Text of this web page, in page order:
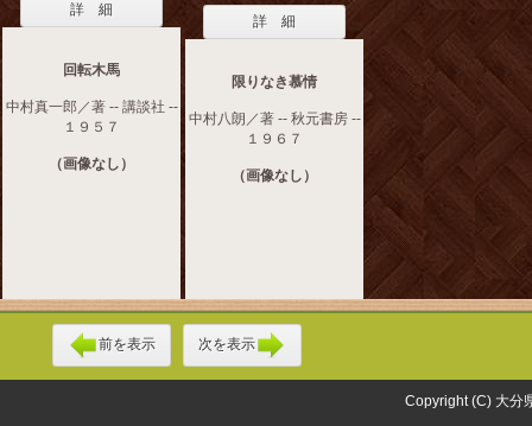
詳 細
回転木馬
中村真一郎／著 -- 講談社 --
１９５７
（画像なし）
詳 細
限りなき慕情
中村八朗／著 -- 秋元書房 --
１９６７
（画像なし）
前を表示 次を表示
Copyright (C) 大分